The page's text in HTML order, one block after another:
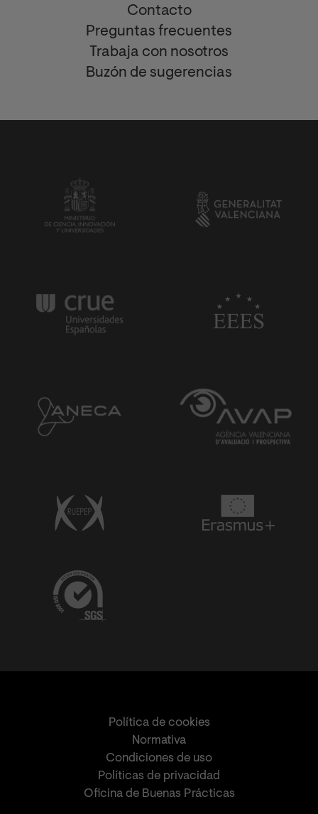
Contacto
Preguntas frecuentes
Trabaja con nosotros
Buzón de sugerencias
Política de cookies
Normativa
Condiciones de uso
Políticas de privacidad
Oficina de Buenas Prácticas